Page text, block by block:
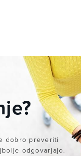
dobro preveriti
odgovarjajo.